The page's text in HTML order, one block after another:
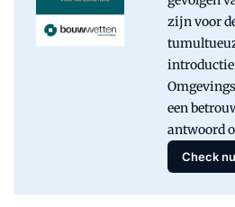
zijn voor
introductie
een
antwoord
Check nu